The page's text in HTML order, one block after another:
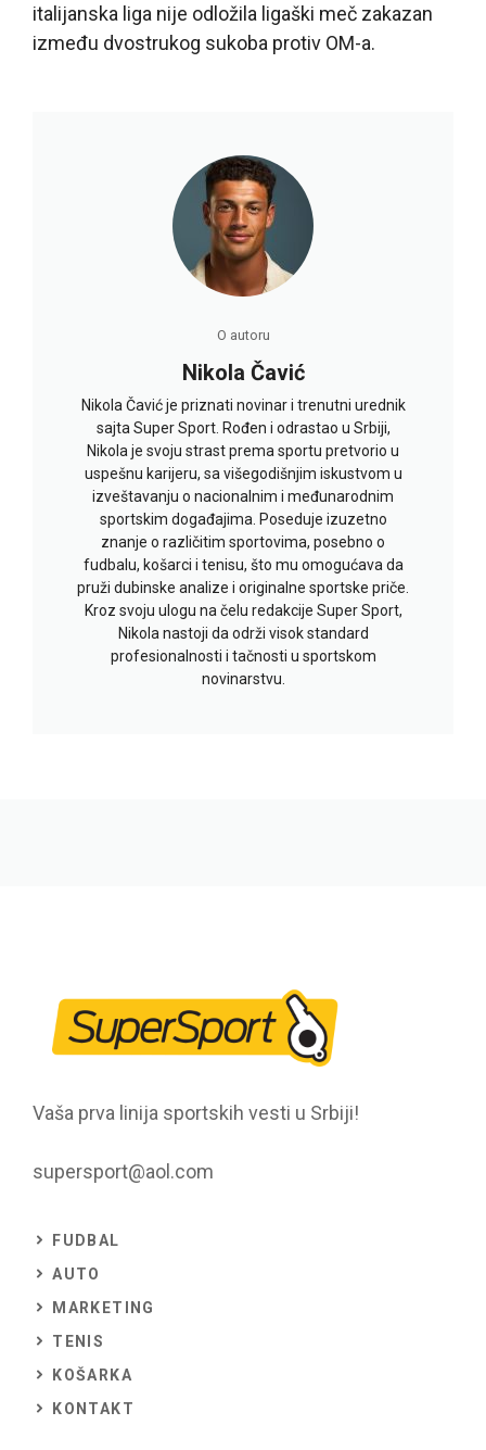
italijanska liga nije odložila ligaški meč zakazan
između dvostrukog sukoba protiv OM-a.
O autoru
Nikola Čavić
Nikola Čavić je priznati novinar i trenutni urednik
sajta Super Sport. Rođen i odrastao u Srbiji,
Nikola je svoju strast prema sportu pretvorio u
uspešnu karijeru, sa višegodišnjim iskustvom u
izveštavanju o nacionalnim i međunarodnim
sportskim događajima. Poseduje izuzetno
znanje o različitim sportovima, posebno o
fudbalu, košarci i tenisu, što mu omogućava da
pruži dubinske analize i originalne sportske priče.
Kroz svoju ulogu na čelu redakcije Super Sport,
Nikola nastoji da održi visok standard
profesionalnosti i tačnosti u sportskom
novinarstvu.
Vaša prva linija sportskih vesti u Srbiji!
supersport@aol.com
FUDBAL
AUTO
MARKETING
TENIS
KOŠARKA
KONTAKT